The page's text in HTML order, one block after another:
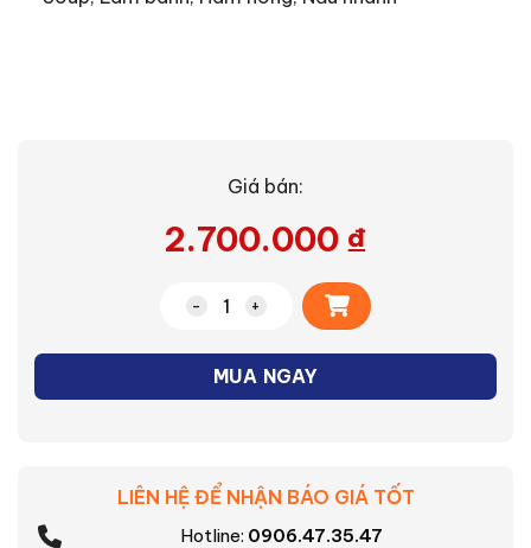
Giá bán:
2.700.000 ₫
Nồi cơm điện cao tần Sharp KS-
MUA NGAY
Alternative:
LIÊN HỆ ĐỂ NHẬN BÁO GIÁ TỐT
Hotline: 0906.47.35.47